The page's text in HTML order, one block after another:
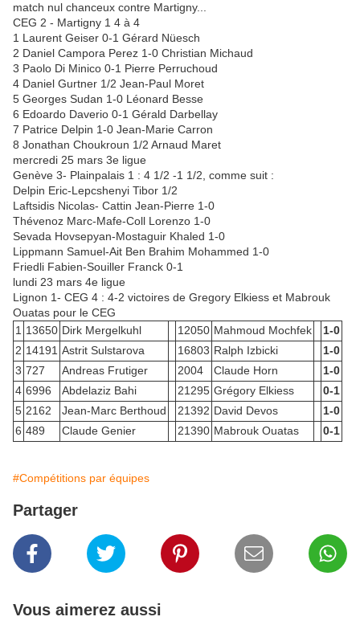
match nul chanceux contre Martigny...
CEG 2 - Martigny 1 4 à 4
1 Laurent Geiser 0-1 Gérard Nüesch
2 Daniel Campora Perez 1-0 Christian Michaud
3 Paolo Di Minico 0-1 Pierre Perruchoud
4 Daniel Gurtner 1/2 Jean-Paul Moret
5 Georges Sudan 1-0 Léonard Besse
6 Edoardo Daverio 0-1 Gérald Darbellay
7 Patrice Delpin 1-0 Jean-Marie Carron
8 Jonathan Choukroun 1/2 Arnaud Maret
mercredi 25 mars 3e ligue
Genève 3- Plainpalais 1 : 4 1/2 -1 1/2, comme suit :
Delpin Eric-Lepcshenyi Tibor 1/2
Laftsidis Nicolas- Cattin Jean-Pierre 1-0
Thévenoz Marc-Mafe-Coll Lorenzo 1-0
Sevada Hovsepyan-Mostaguir Khaled 1-0
Lippmann Samuel-Ait Ben Brahim Mohammed 1-0
Friedli Fabien-Souiller Franck 0-1
lundi 23 mars 4e ligue
Lignon 1- CEG 4 : 4-2 victoires de Gregory Elkiess et Mabrouk
Ouatas pour le CEG
1 13650 Dirk Mergelkuhl 12050 Mahmoud Mochfek
1-0
2 14191 Astrit Sulstarova 16803 Ralph Izbicki
1-0
3 727 Andreas Frutiger 2004 Claude Horn
1-0
4 6996 Abdelaziz Bahi 21295 Grégory Elkiess
0-1
5 2162 Jean-Marc Berthoud 21392 David Devos
1-0
6 489 Claude Genier 21390 Mabrouk Ouatas 0-1
#Compétitions par équipes
Partager
Vous aimerez aussi